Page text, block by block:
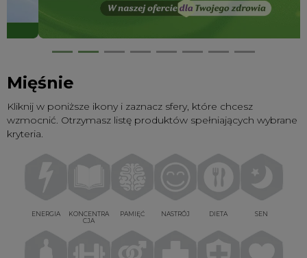
Mięśnie
Kliknij w poniższe ikony i zaznacz sfery, które chcesz
wzmocnić. Otrzymasz listę produktów spełniających wybrane
kryteria.
ENERGIA
KONCENTRA
CJA
PAMIĘĆ NASTRÓJ DIETA SEN